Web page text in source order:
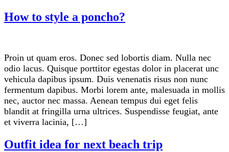
How to style a poncho?
Proin ut quam eros. Donec sed lobortis diam. Nulla nec
odio lacus. Quisque porttitor egestas dolor in placerat unc
vehicula dapibus ipsum. Duis venenatis risus non nunc
fermentum dapibus. Morbi lorem ante, malesuada in mollis
nec, auctor nec massa. Aenean tempus dui eget felis
blandit at fringilla urna ultrices. Suspendisse feugiat, ante
et viverra lacinia, […]
Outfit idea for next beach trip